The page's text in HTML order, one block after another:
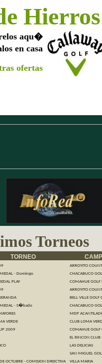
Hierros
aqu�
en casa
ofertas
Torneos
TORNEO
ARROYITO
- Domingo
CHACABUCO
PLAY
COMAHUE GOLF
ARROYITO
BELL VILLE GOLF
MEDAL - S�bado
CHACABUCO
MDP
VERDE
CLUB LOMA
2009
COMAHUE GOLF
EL RINCON CLUB
LAS DELICIAS
SAN MIGUEL
OCTUBRE - COMISION DIRECTIVA
VILLA MARIA